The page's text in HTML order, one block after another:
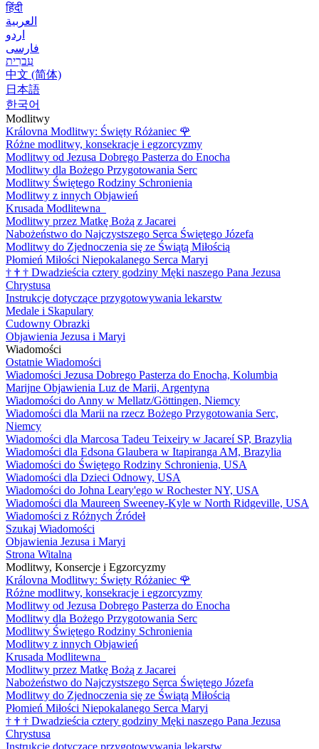
हिंदी
العربية
اردو
فارسی
עִברִית
中文 (简体)
日本語
한국어
Modlitwy
Královna Modlitwy: Święty Różaniec 🌹
Różne modlitwy, konsekracje i egzorcyzmy
Modlitwy od Jezusa Dobrego Pasterza do Enocha
Modlitwy dla Bożego Przygotowania Serc
Modlitwy Świętego Rodziny Schronienia
Modlitwy z innych Objawień
Krusada Modlitewna
Modlitwy przez Matkę Bożą z Jacarei
Nabożeństwo do Najczystszego Serca Świętego Józefa
Modlitwy do Zjednoczenia się ze Świątą Miłością
Płomień Miłości Niepokalanego Serca Maryi
† † † Dwadzieścia cztery godziny Męki naszego Pana Jezusa
Chrystusa
Instrukcje dotyczące przygotowywania lekarstw
Medale i Skapulary
Cudowny Obrazki
Objawienia Jezusa i Maryi
Wiadomości
Ostatnie Wiadomości
Wiadomości Jezusa Dobrego Pasterza do Enocha, Kolumbia
Marijne Objawienia Luz de Marii, Argentyna
Wiadomości do Anny w Mellatz/Göttingen, Niemcy
Wiadomości dla Marii na rzecz Bożego Przygotowania Serc,
Niemcy
Wiadomości dla Marcosa Tadeu Teixeiry w Jacareí SP, Brazylia
Wiadomości dla Edsona Glaubera w Itapiranga AM, Brazylia
Wiadomości do Świętego Rodziny Schronienia, USA
Wiadomości dla Dzieci Odnowy, USA
Wiadomości do Johna Leary'ego w Rochester NY, USA
Wiadomości dla Maureen Sweeney-Kyle w North Ridgeville, USA
Wiadomości z Różnych Źródeł
Szukaj Wiadomości
Objawienia Jezusa i Maryi
Strona Witalna
Modlitwy, Konsercje i Egzorcyzmy
Královna Modlitwy: Święty Różaniec 🌹
Różne modlitwy, konsekracje i egzorcyzmy
Modlitwy od Jezusa Dobrego Pasterza do Enocha
Modlitwy dla Bożego Przygotowania Serc
Modlitwy Świętego Rodziny Schronienia
Modlitwy z innych Objawień
Krusada Modlitewna
Modlitwy przez Matkę Bożą z Jacarei
Nabożeństwo do Najczystszego Serca Świętego Józefa
Modlitwy do Zjednoczenia się ze Świątą Miłością
Płomień Miłości Niepokalanego Serca Maryi
† † † Dwadzieścia cztery godziny Męki naszego Pana Jezusa
Chrystusa
Instrukcje dotyczące przygotowywania lekarstw